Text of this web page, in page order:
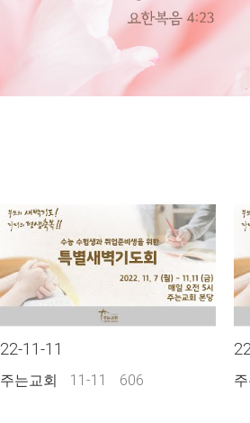
22-11-11
주는교회 11-11 606